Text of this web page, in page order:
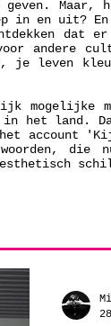
Maar,
in en uit?
dat
andere
je leven
mogelijke
in het land.
account
die
esthetisch